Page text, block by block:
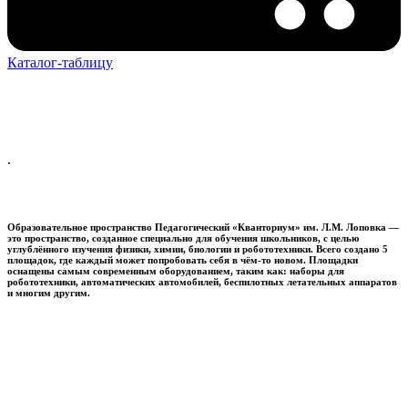
Каталог-таблицу
.
Образовательное пространство Педагогический «Кванториум» им. Л.М. Лоповка —
это пространство, созданное специально для обучения школьников, с целью
углублённого изучения физики, химии, биологии и робототехники. Всего создано 5
площадок, где каждый может попробовать себя в чём-то новом. Площадки
оснащены самым современным оборудованием, таким как: наборы для
робототехники, автоматических автомобилей, беспилотных летательных аппаратов
и многим другим.